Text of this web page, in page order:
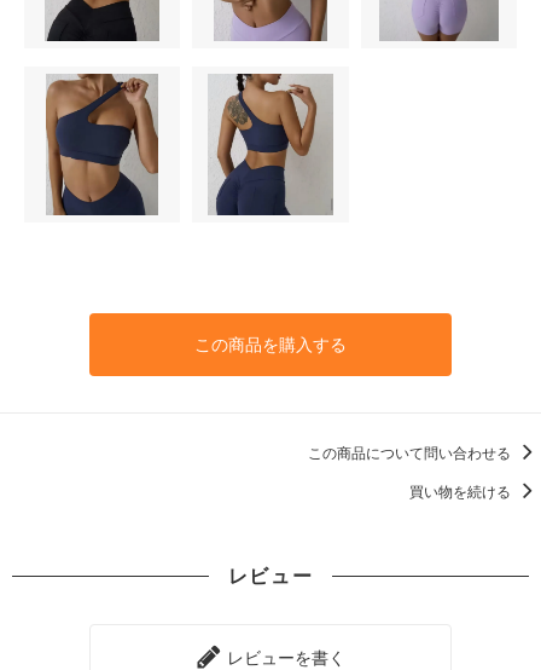
この商品を購入する
この商品について問い合わせる
買い物を続ける
レビュー
レビューを書く